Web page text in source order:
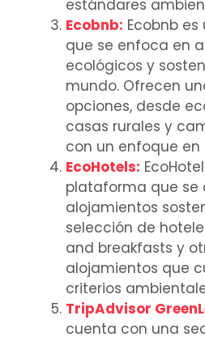
estándares
Ecobnb: Ecobnb
que se enfoca en
ecológicos y
mundo. Ofrecen
opciones, desde
casas rurales y
con un enfoque
EcoHotels:
plataforma que se
alojamientos
selección de
and breakfasts y
alojamientos que
criterios
TripAdvisor
cuenta con una